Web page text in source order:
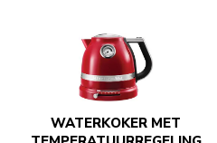
WATERKOKER MET